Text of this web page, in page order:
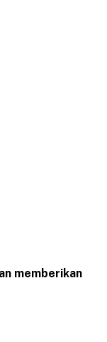
memberikan